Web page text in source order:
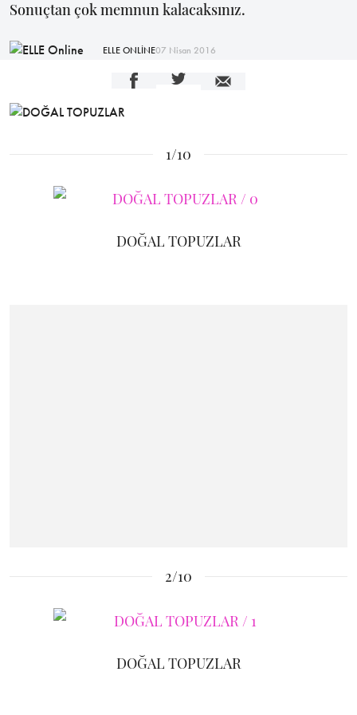
Sonuçtan çok memnun kalacaksınız.
ELLE ONLİNE07 Nisan 2016
1/10
DOĞAL TOPUZLAR
2/10
DOĞAL TOPUZLAR